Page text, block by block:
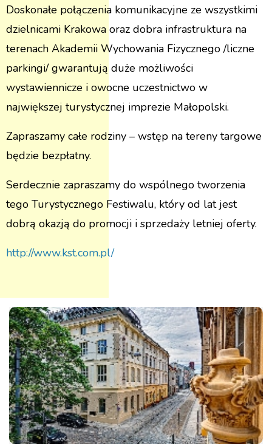
Doskonałe połączenia komunikacyjne ze wszystkimi
dzielnicami Krakowa oraz dobra infrastruktura na
terenach Akademii Wychowania Fizycznego /liczne
parkingi/ gwarantują duże możliwości
wystawiennicze i owocne uczestnictwo w
największej turystycznej imprezie Małopolski.
Zapraszamy całe rodziny – wstęp na tereny targowe
będzie bezpłatny.
Serdecznie zapraszamy do wspólnego tworzenia
tego Turystycznego Festiwalu, który od lat jest
dobrą okazją do promocji i sprzedaży letniej oferty.
http://www.kst.com.pl/